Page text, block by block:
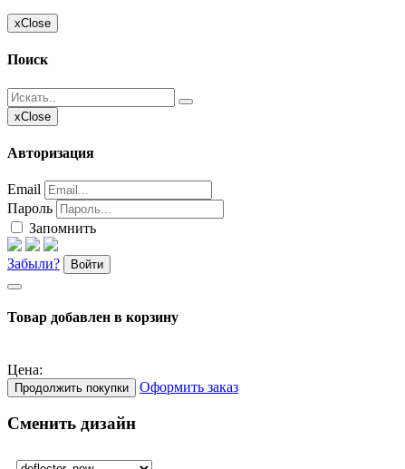
xClose
Поиск
xClose
Авторизация
Email
Пароль
Запомнить
Забыли? Войти
Товар добавлен в корзину
Цена:
Продолжить покупки Оформить заказ
Сменить дизайн